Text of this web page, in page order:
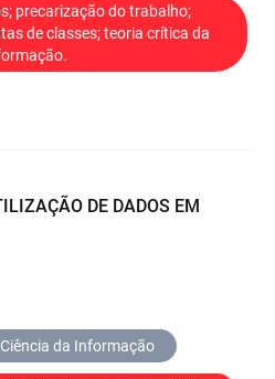
precarização do trabalho;
de classes; teoria crítica da
DE DADOS EM
da Informação